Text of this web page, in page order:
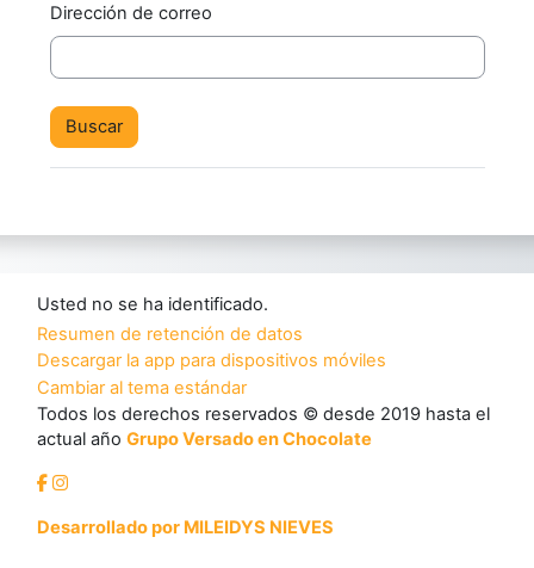
Dirección de correo
Usted no se ha identificado.
Resumen de retención de datos
Descargar la app para dispositivos móviles
Cambiar al tema estándar
Todos los derechos reservados © desde 2019 hasta el
actual año Grupo Versado en Chocolate
Desarrollado por MILEIDYS NIEVES